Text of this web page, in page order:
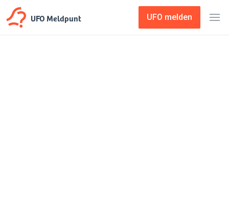
UFO Meldpunt UFO melden